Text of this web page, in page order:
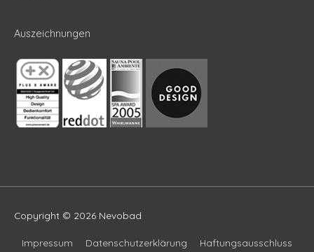
Auszeichnungen
Copyright © 2026 Nevobad
Impressum Datenschutzerklärung
Haftungsausschluss